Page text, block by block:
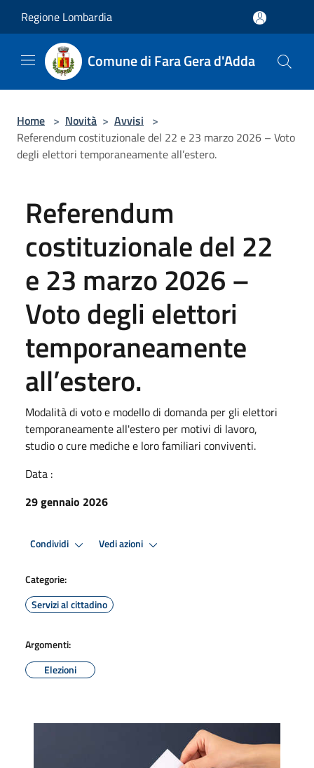
Regione Lombardia
Comune di Fara Gera d'Adda
Home > Novità > Avvisi >
Referendum costituzionale del 22 e 23 marzo 2026 – Voto
degli elettori temporaneamente all’estero.
Referendum
costituzionale del 22
e 23 marzo 2026 –
Voto degli elettori
temporaneamente
all’estero.
Modalità di voto e modello di domanda per gli elettori
temporaneamente all'estero per motivi di lavoro,
studio o cure mediche e loro familiari conviventi.
Data :
29 gennaio 2026
Condividi Vedi azioni
Categorie:
Servizi al cittadino
Argomenti:
Elezioni